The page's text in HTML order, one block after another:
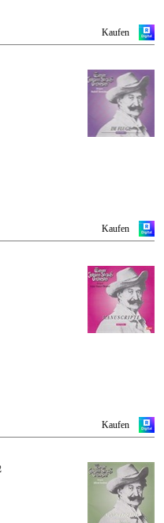
Kaufen
Kaufen
Kaufen